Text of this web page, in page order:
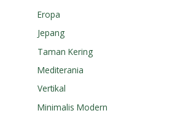
Eropa
Jepang
Taman Kering
Mediterania
Vertikal
Minimalis Modern